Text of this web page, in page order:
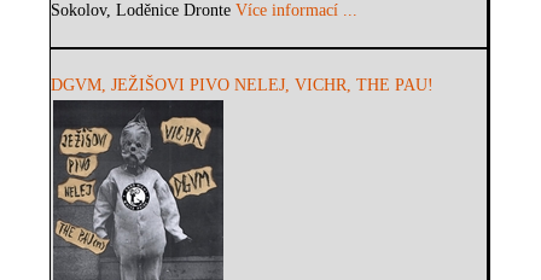
Sokolov, Loděnice DronteVíce informací ...
DGVM, JEŽIŠOVI PIVO NELEJ, VICHR, THE PAU!